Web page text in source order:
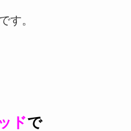
す。
ドで